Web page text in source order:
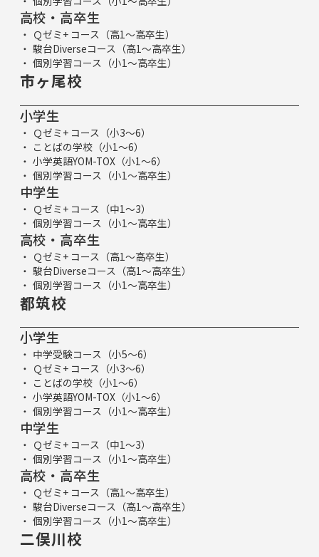
高校・高卒生
Ｑゼミ+ コース（高1～高卒生）
駿台Diverseコース（高1～高卒生）
個別学習コース（小1～高卒生）
市ヶ尾校
小学生
Ｑゼミ+ コース（小3～6）
ことばの学校（小1～6）
小学英語YOM-TOX（小1～6）
個別学習コース（小1～高卒生）
中学生
Ｑゼミ+ コース（中1～3）
個別学習コース（小1～高卒生）
高校・高卒生
Ｑゼミ+ コース（高1～高卒生）
駿台Diverseコース（高1～高卒生）
個別学習コース（小1～高卒生）
都筑校
小学生
中学受験コース（小5～6）
Ｑゼミ+ コース（小3～6）
ことばの学校（小1～6）
小学英語YOM-TOX（小1～6）
個別学習コース（小1～高卒生）
中学生
Ｑゼミ+ コース（中1～3）
個別学習コース（小1～高卒生）
高校・高卒生
Ｑゼミ+ コース（高1～高卒生）
駿台Diverseコース（高1～高卒生）
個別学習コース（小1～高卒生）
二俣川校